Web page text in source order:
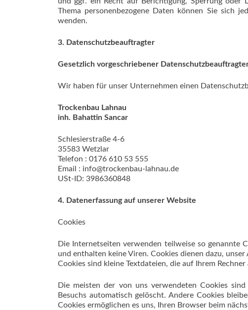
Thema personenbezogene Daten können Sie sich
wenden.
3. Datenschutzbeauftragter
Gesetzlich vorgeschriebener
Wir haben für unser Unternehmen einen
Trockenbau Lahnau
inh. Bahattin Sancar
Schlesierstraße 4-6
35583 Wetzlar
Telefon : 0176 610 53 555
Email : info@trockenbau-lahnau.de
USt-ID: 3986360848
4. Datenerfassung auf unserer Website
Cookies
Die Internetseiten verwenden teilweise so genannte
und enthalten keine Viren. Cookies dienen dazu,
Cookies sind kleine Textdateien, die auf Ihrem
Die meisten der von uns verwendeten Cookies sind
Besuchs automatisch gelöscht. Andere Cookies
Cookies ermöglichen es uns, Ihren Browser beim